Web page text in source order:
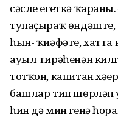
сәсле егеткә
тупаҫыраҡ
һын- ҡиәфәте, хатта
ауыл тирәһенән
тотҡон, капитан
башлар тип шөрләп
һин дә мин генә